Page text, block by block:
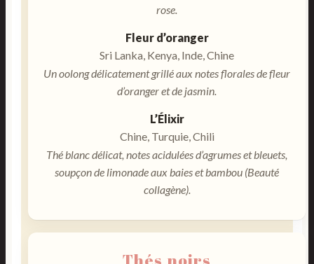
rose.
Fleur d’oranger
Sri Lanka, Kenya, Inde, Chine
Un oolong délicatement grillé aux notes florales de fleur
d’oranger et de jasmin.
L’Élixir
Chine, Turquie, Chili
Thé blanc délicat, notes acidulées d’agrumes et bleuets,
soupçon de limonade aux baies et bambou (Beauté
collagène).